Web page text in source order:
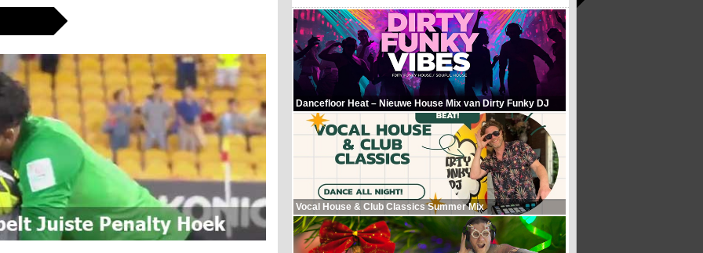
Dancefloor Heat – Nieuwe House Mix van Dirty Funky DJ
Vocal House & Club Classics Summer Mix